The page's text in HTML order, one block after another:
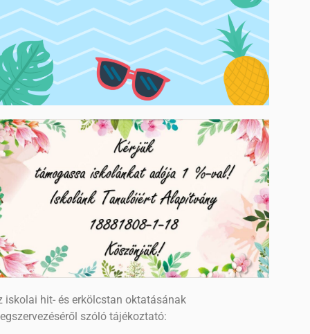
iskolai hit- és erkölcstan oktatásának
szóló tájékoztató: